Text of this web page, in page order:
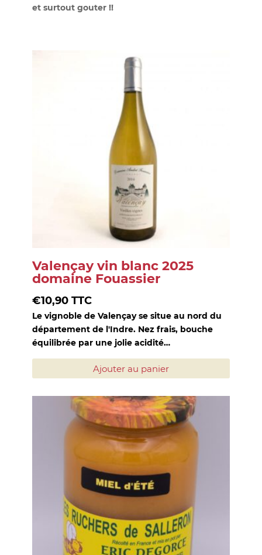
et surtout gouter !!
Valençay vin blanc 2025
domaine Fouassier
€10,90 TTC
Le vignoble de Valençay se situe au nord du
département de l'Indre. Nez frais, bouche
équilibrée par une jolie acidité…
Ajouter au panier